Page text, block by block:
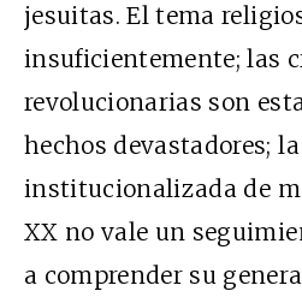
jesuitas. El tema
insuficientemente; las
revolucionarias son
hechos devastadores;
institucionalizada de
XX no vale un
a comprender su